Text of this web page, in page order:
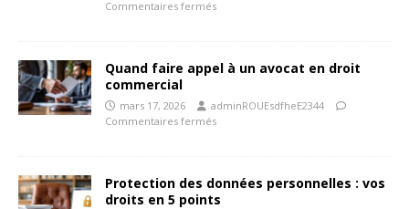
Commentaires fermés
Quand faire appel à un avocat en droit
commercial
mars 17, 2026
adminROUEsdfheE2344
Commentaires fermés
Protection des données personnelles : vos
droits en 5 points